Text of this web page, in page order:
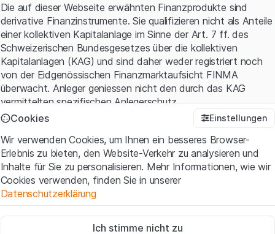
Die auf dieser Webseite erwähnten Finanzprodukte sind
derivative Finanzinstrumente. Sie qualifizieren nicht als Anteile
einer kollektiven Kapitalanlage im Sinne der Art. 7 ff. des
Schweizerischen Bundesgesetzes über die kollektiven
Kapitalanlagen (KAG) und sind daher weder registriert noch
von der Eidgenössischen Finanzmarktaufsicht FINMA
überwacht. Anleger geniessen nicht den durch das KAG
vermittelten spezifischen Anlegerschutz.
Mit dem Zugriff auf diese Website der Leonteq Securities AG
(die "Website") erklären Sie, dass Sie die rechtlichen
Informationen und die wichtigen Hinweise und
Nutzungsbedingungenverstanden haben und akzeptieren.
Wenn Sie mit den Nutzungsbedingungen nicht einverstanden
Cookies Einstellungen
Wir verwenden Cookies, um Ihnen ein besseres Browser-
Erlebnis zu bieten, den Website-Verkehr zu analysieren und
Inhalte für Sie zu personalisieren. Mehr Informationen, wie wir
Cookies verwenden, finden Sie in unserer
Datenschutzerklärung
Diese Cookies sind für die Website erforderlich und können nicht
Ich stimme nicht zu